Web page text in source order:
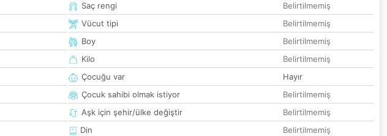
Saç rengi
Belirtilmemiş
Vücut tipi
Belirtilmemiş
Boy
Belirtilmemiş
Kilo
Belirtilmemiş
Çocuğu var
Hayır
Çocuk sahibi olmak istiyor
Belirtilmemiş
Aşk için şehir/ülke değiştir
Belirtilmemiş
Din
Belirtilmemiş